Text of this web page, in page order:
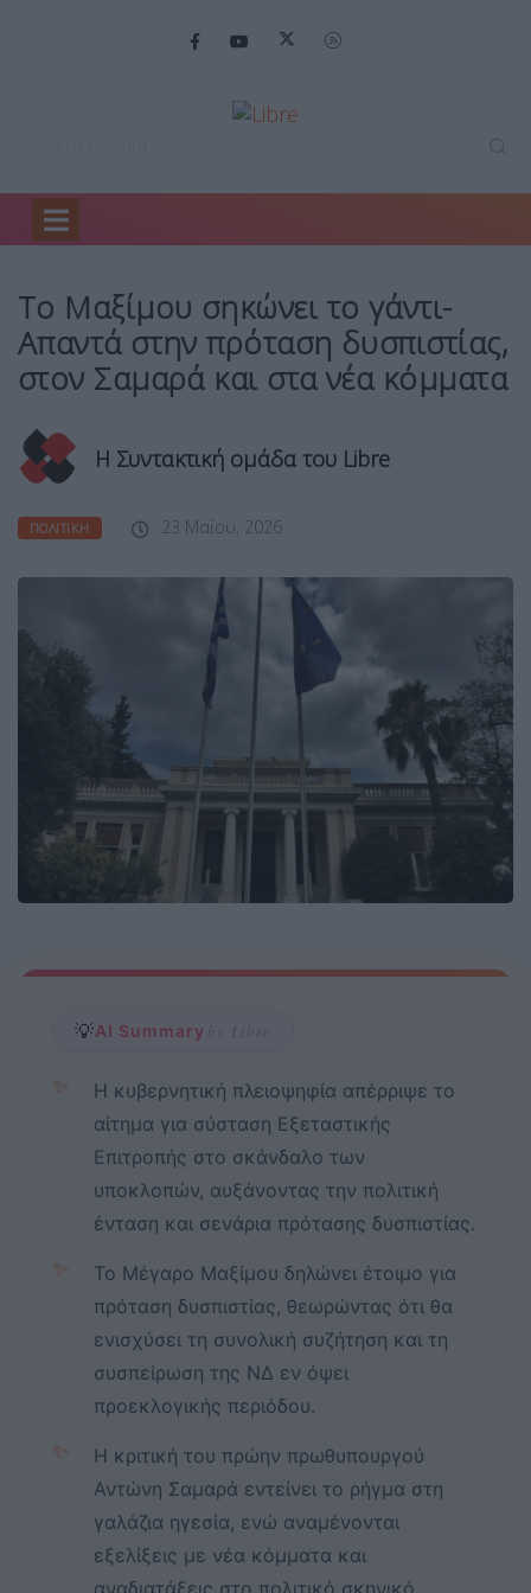
Home
Το Μαξίμου σηκώνει το γάντι-
Απαντά στην πρόταση δυσπιστίας,
στον Σαμαρά και στα νέα κόμματα
Η Συντακτική ομάδα του Libre
ΠΟΛΙΤΙΚΉ 23 Μαΐου, 2026
💡AI Summary by Libre
✨
Η κυβερνητική πλειοψηφία απέρριψε το
αίτημα για σύσταση Εξεταστικής
Επιτροπής στο σκάνδαλο των
υποκλοπών, αυξάνοντας την πολιτική
ένταση και σενάρια πρότασης δυσπιστίας.
✨
Το Μέγαρο Μαξίμου δηλώνει έτοιμο για
πρόταση δυσπιστίας, θεωρώντας ότι θα
ενισχύσει τη συνολική συζήτηση και τη
συσπείρωση της ΝΔ εν όψει
προεκλογικής περιόδου.
✨
Η κριτική του πρώην πρωθυπουργού
Αντώνη Σαμαρά εντείνει το ρήγμα στη
γαλάζια ηγεσία, ενώ αναμένονται
εξελίξεις με νέα κόμματα και